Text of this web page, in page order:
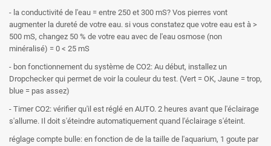
- la conductivité de l'eau = entre 250 et 300 mS? Vos pierres vont
augmenter la dureté de votre eau. si vous constatez que votre eau est à >
500 mS, changez 50 % de votre eau avec de l'eau osmose (non
minéralisé) = 0 < 25 mS
- bon fonctionnement du système de CO2: Au début, installez un
Dropchecker qui permet de voir la couleur du test. (Vert = OK, Jaune = trop,
blue = pas assez)
- Timer CO2: vérifier qu'il est réglé en AUTO. 2 heures avant que l'éclairage
s'allume. Il doit s'éteindre automatiquement quand l'éclairage s'éteint.
réglage compte bulle: en fonction de de la taille de l'aquarium, 1 goute par